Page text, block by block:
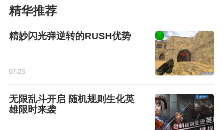
精华推荐
精妙闪光弹逆转的RUSH优势
07-23
无限乱斗开启 随机规则生化英
雄限时来袭